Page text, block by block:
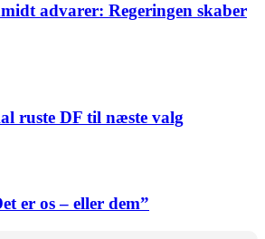
advarer: Regeringen skaber
ruste DF til næste valg
er os – eller dem”